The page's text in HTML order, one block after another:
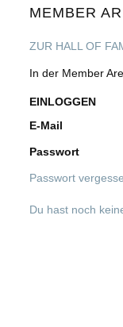
MEMBER
ZUR HALL OF
In der Member
EINLOGGEN
E-Mail
Passwort
Passwort
Du hast noch